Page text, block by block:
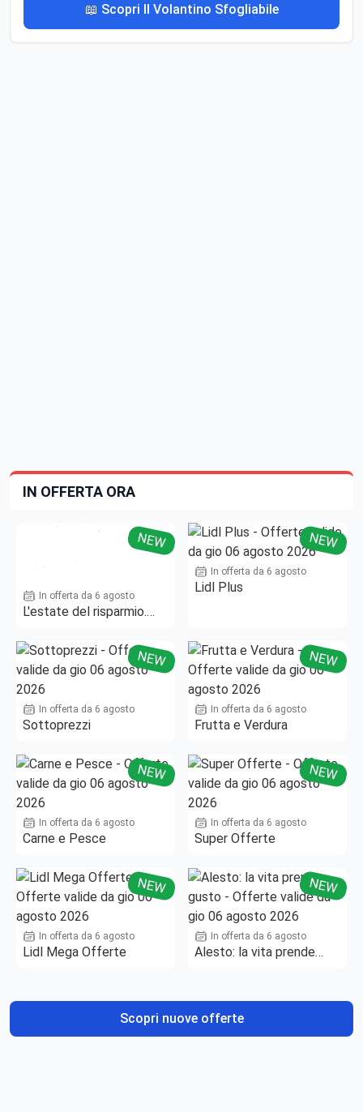
📖 Scopri Il Volantino Sfogliabile
IN OFFERTA ORA
NEW
In offerta da 6 agosto
L'estate del risparmio.
NEW
In offerta da 6 agosto
Lidl Plus
NEW
In offerta da 6 agosto
Sottoprezzi
NEW
In offerta da 6 agosto
Frutta e Verdura
NEW
In offerta da 6 agosto
Carne e Pesce
NEW
In offerta da 6 agosto
Super Offerte
NEW
In offerta da 6 agosto
Lidl Mega Offerte
NEW
In offerta da 6 agosto
Alesto: la vita prende
Scopri nuove offerte